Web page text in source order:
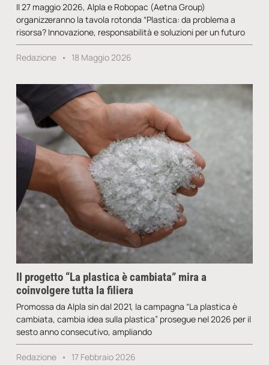
Il 27 maggio 2026, Alpla e Robopac (Aetna Group)
organizzeranno la tavola rotonda “Plastica: da problema a
risorsa? Innovazione, responsabilità e soluzioni per un futuro
Redazione 18 Maggio 2026
Il progetto “La plastica è cambiata” mira a
coinvolgere tutta la filiera
Promossa da Alpla sin dal 2021, la campagna “La plastica è
cambiata, cambia idea sulla plastica” prosegue nel 2026 per il
sesto anno consecutivo, ampliando
Redazione 17 Febbraio 2026